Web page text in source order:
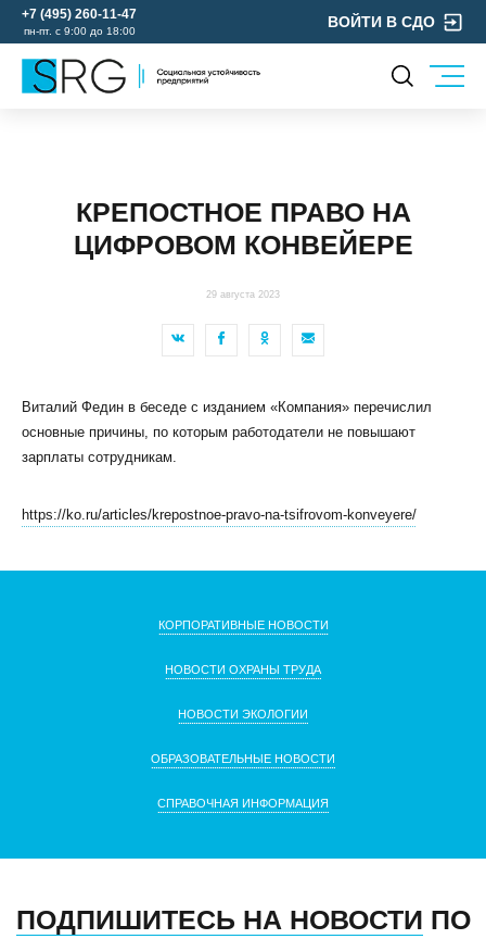
+7 (495) 260-11-47
пн-пт. с 9:00 до 18:00
ВОЙТИ В СДО
Карьера
УЧЕБНЫЙ ЦЕНТР
ЭКОЛОГИЯ
КЛИЕНТСКИЙ СЕРВИС
ПОЛИТИКА КОНФИДЕНЦИАЛЬНОСТИ
ПОЛЬЗОВАТЕЛЬСКОЕ СОГЛАШЕНИЕ
КРЕПОСТНОЕ ПРАВО НА
ЦИФРОВОМ КОНВЕЙЕРЕ
29 августа 2023
Виталий Федин в беседе с изданием «Компания» перечислил
основные причины, по которым работодатели не повышают
зарплаты сотрудникам.
https://ko.ru/articles/krepostnoe-pravo-na-tsifrovom-konveyere/
КОРПОРАТИВНЫЕ НОВОСТИ
НОВОСТИ ОХРАНЫ ТРУДА
НОВОСТИ ЭКОЛОГИИ
ОБРАЗОВАТЕЛЬНЫЕ НОВОСТИ
СПРАВОЧНАЯ ИНФОРМАЦИЯ
ПОДПИШИТЕСЬ НА НОВОСТИ ПО